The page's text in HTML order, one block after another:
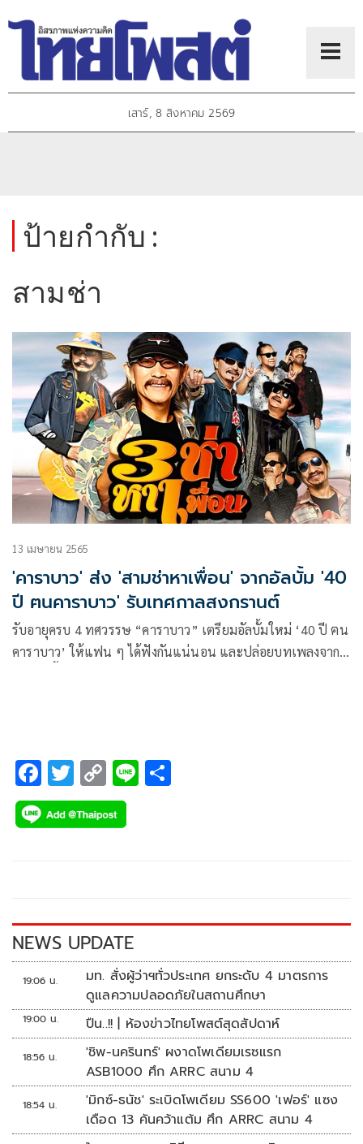
เสาร์, 8 สิงหาคม 2569
ป้ายกำกับ :
สามช่า
13 เมษายน 2565
'คาราบาว' ส่ง 'สามช่าหาเพื่อน' จากอัลบั้ม '40
ปี ฅนคาราบาว' รับเทศกาลสงกรานต์
รับอายุครบ 4 ทศวรรษ “คาราบาว” เตรียมอัลบั้มใหม่ ‘40 ปี ฅน
คาราบาว’ ให้แฟน ๆ ได้ฟังกันแน่นอน และปล่อยบทเพลงจาก
เล่าด้วยภาษาสวย ๆ
F
ac
e
k
T
wi
tt
C
o
p
k
Li
NEWS UPDATE
19:06 น.
มท. สั่งผู้ว่าฯทั่วประเทศ ยกระดับ 4 มาตรการ
ดูแลความปลอดภัยในสถานศึกษา
19:00 น. ปืน..!! | ห้องข่าวไทยโพสต์สุดสัปดาห์
18:56 น.
'ชิพ-นครินทร์' ผงาดโพเดียมเรซแรก
ASB1000 ศึก ARRC สนาม 4
18:54 น.
'มิกซ์-ธนัช' ระเบิดโพเดียม SS600 'เฟอร์' แซง
เดือด 13 คันคว้าแต้ม ศึก ARRC สนาม 4